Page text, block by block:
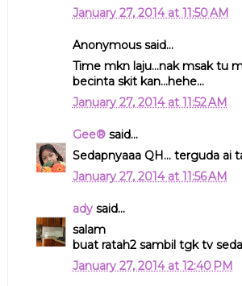
January 27, 2014 at 11:50 AM
Anonymous said...
Time mkn laju...nak msak tu
becinta skit kan...hehe...
January 27, 2014 at 11:52 AM
Gee®said...
Sedapnyaaa QH... terguda ai
January 27, 2014 at 11:56 AM
adysaid...
salam
buat ratah2 sambil tgk tv
January 27, 2014 at 12:40 PM